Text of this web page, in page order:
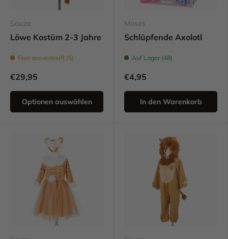
Souza
Löwe Kostüm 2-3 Jahre
Fast ausverkauft (5)
€29,95
Optionen auswählen
Moses
Schlüpfende Axolotl
Auf Lager (48)
€4,95
In den Warenkorb